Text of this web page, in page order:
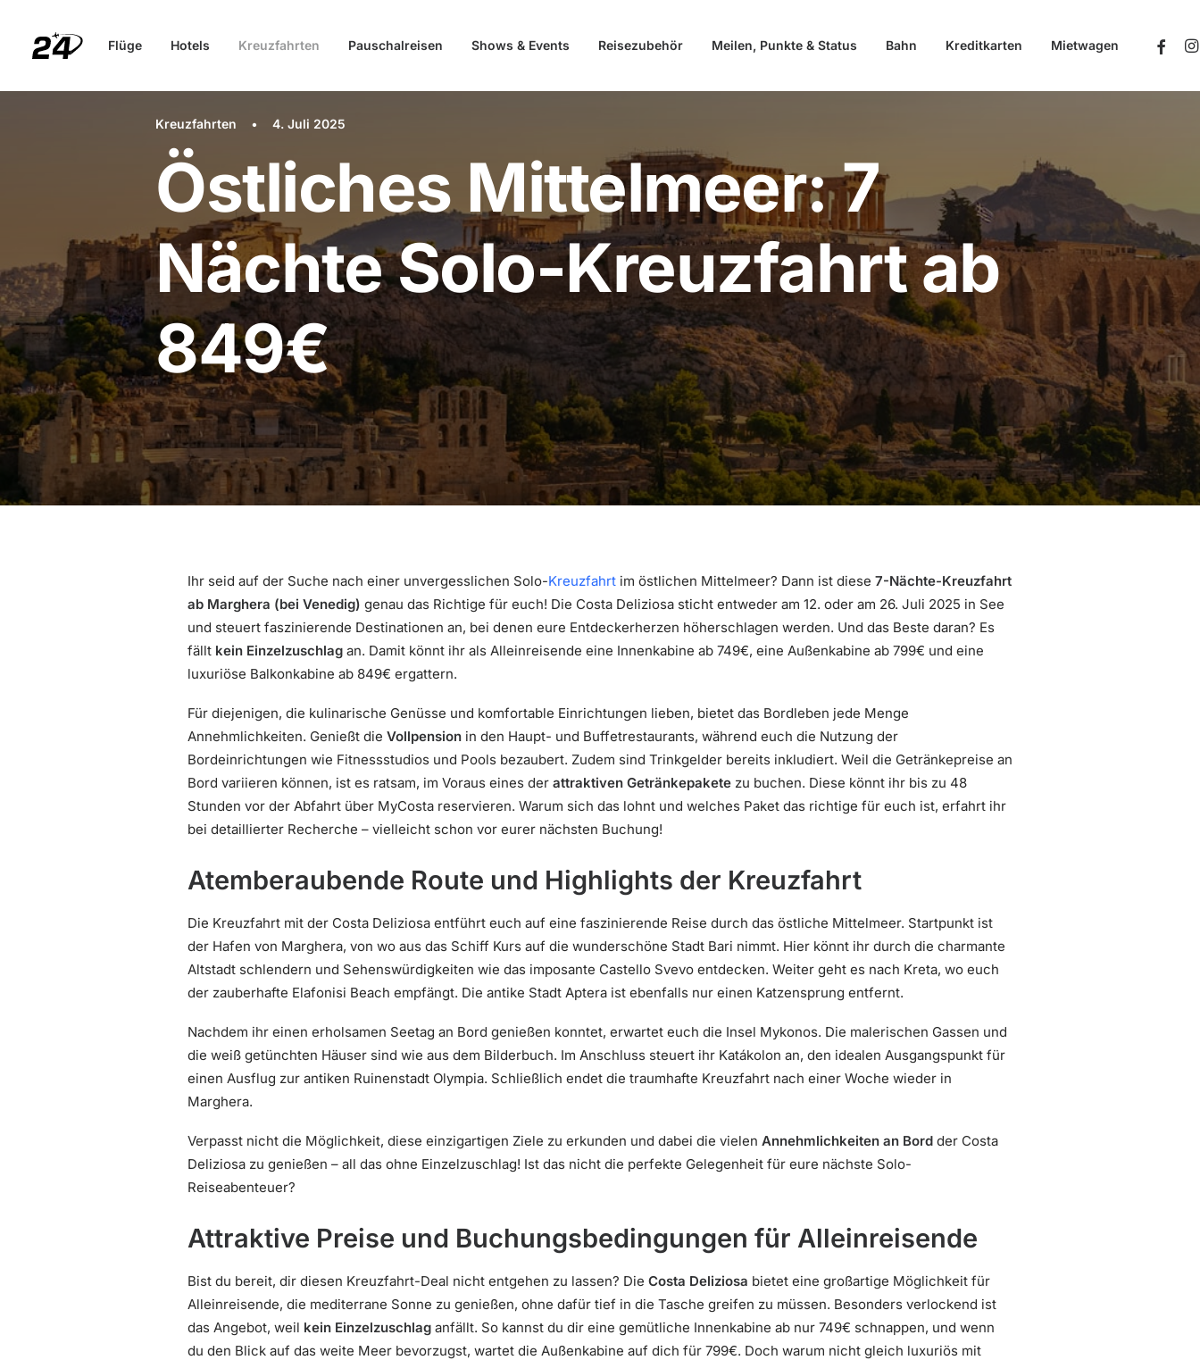
Flüge Hotels Kreuzfahrten Pauschalreisen Shows & Events Reisezubehör Meilen, Punkte & Status Bahn Kreditkarten Mietwagen
Kreuzfahrten • 4. Juli 2025
Östliches Mittelmeer: 7
Nächte Solo-Kreuzfahrt ab
849€
Ihr seid auf der Suche nach einer unvergesslichen Solo-Kreuzfahrt im östlichen Mittelmeer? Dann ist diese 7-Nächte-Kreuzfahrt
ab Marghera (bei Venedig) genau das Richtige für euch! Die Costa Deliziosa sticht entweder am 12. oder am 26. Juli 2025 in See
und steuert faszinierende Destinationen an, bei denen eure Entdeckerherzen höherschlagen werden. Und das Beste daran? Es
fällt kein Einzelzuschlag an. Damit könnt ihr als Alleinreisende eine Innenkabine ab 749€, eine Außenkabine ab 799€ und eine
luxuriöse Balkonkabine ab 849€ ergattern.
Für diejenigen, die kulinarische Genüsse und komfortable Einrichtungen lieben, bietet das Bordleben jede Menge
Annehmlichkeiten. Genießt die Vollpension in den Haupt- und Buffetrestaurants, während euch die Nutzung der
Bordeinrichtungen wie Fitnessstudios und Pools bezaubert. Zudem sind Trinkgelder bereits inkludiert. Weil die Getränkepreise an
Bord variieren können, ist es ratsam, im Voraus eines der attraktiven Getränkepakete zu buchen. Diese könnt ihr bis zu 48
Stunden vor der Abfahrt über MyCosta reservieren. Warum sich das lohnt und welches Paket das richtige für euch ist, erfahrt ihr
bei detaillierter Recherche – vielleicht schon vor eurer nächsten Buchung!
Atemberaubende Route und Highlights der Kreuzfahrt
Die Kreuzfahrt mit der Costa Deliziosa entführt euch auf eine faszinierende Reise durch das östliche Mittelmeer. Startpunkt ist
der Hafen von Marghera, von wo aus das Schiff Kurs auf die wunderschöne Stadt Bari nimmt. Hier könnt ihr durch die charmante
Altstadt schlendern und Sehenswürdigkeiten wie das imposante Castello Svevo entdecken. Weiter geht es nach Kreta, wo euch
der zauberhafte Elafonisi Beach empfängt. Die antike Stadt Aptera ist ebenfalls nur einen Katzensprung entfernt.
Nachdem ihr einen erholsamen Seetag an Bord genießen konntet, erwartet euch die Insel Mykonos. Die malerischen Gassen und
die weiß getünchten Häuser sind wie aus dem Bilderbuch. Im Anschluss steuert ihr Katákolon an, den idealen Ausgangspunkt für
einen Ausflug zur antiken Ruinenstadt Olympia. Schließlich endet die traumhafte Kreuzfahrt nach einer Woche wieder in
Marghera.
Verpasst nicht die Möglichkeit, diese einzigartigen Ziele zu erkunden und dabei die vielen Annehmlichkeiten an Bord der Costa
Deliziosa zu genießen – all das ohne Einzelzuschlag! Ist das nicht die perfekte Gelegenheit für eure nächste Solo-
Reiseabenteuer?
Attraktive Preise und Buchungsbedingungen für Alleinreisende
Bist du bereit, dir diesen Kreuzfahrt-Deal nicht entgehen zu lassen? Die Costa Deliziosa bietet eine großartige Möglichkeit für
Alleinreisende, die mediterrane Sonne zu genießen, ohne dafür tief in die Tasche greifen zu müssen. Besonders verlockend ist
das Angebot, weil kein Einzelzuschlag anfällt. So kannst du dir eine gemütliche Innenkabine ab nur 749€ schnappen, und wenn
du den Blick auf das weite Meer bevorzugst, wartet die Außenkabine auf dich für 799€. Doch warum nicht gleich luxuriös mit